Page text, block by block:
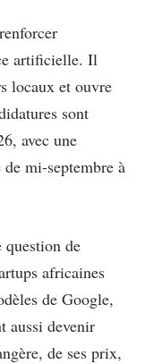
artificielle. Il
locaux et ouvre
sont
avec une
mi-septembre à
question de
africaines
de Google,
aussi devenir
de ses prix,